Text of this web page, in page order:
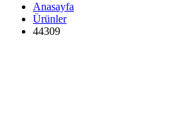
Anasayfa
Ürünler
44309